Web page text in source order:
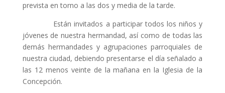
prevista en torno a las dos y media de la tarde.
Están invitados a participar todos los niños y
jóvenes de nuestra hermandad, así como de todas las
demás hermandades y agrupaciones parroquiales de
nuestra ciudad, debiendo presentarse el día señalado a
las 12 menos veinte de la mañana en la Iglesia de la
Concepción.